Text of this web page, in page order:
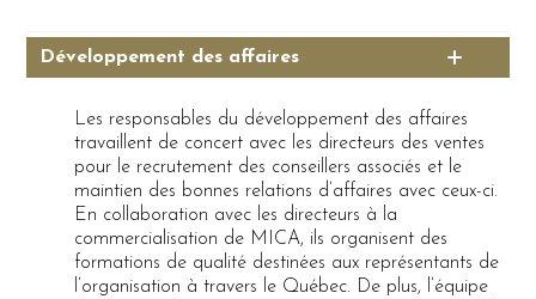
Développement des affaires
Les responsables du développement des affaires
travaillent de concert avec les directeurs des ventes
pour le recrutement des conseillers associés et le
maintien des bonnes relations d’affaires avec ceux-ci.
En collaboration avec les directeurs à la
commercialisation de MICA, ils organisent des
formations de qualité destinées aux représentants de
l’organisation à travers le Québec. De plus, l’équipe